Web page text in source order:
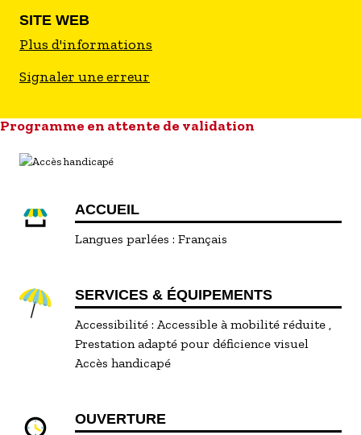
SITE WEB
Plus d'informations
Signaler une erreur
Programme en attente de validation
ACCUEIL
Langues parlées : Français
SERVICES & ÉQUIPEMENTS
Accessibilité : Accessible à mobilité réduite
Prestation adapté pour déficience visuel
Accès handicapé
OUVERTURE